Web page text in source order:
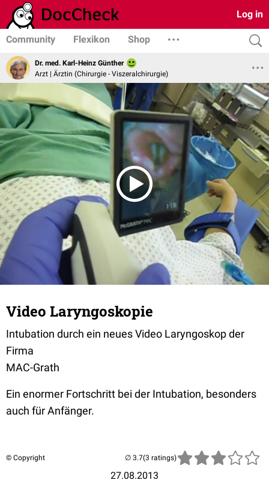
Log in
Community Flexikon Shop
Dr. med. Karl-Heinz Günther
Arzt | Ärztin (Chirurgie - Viszeralchirurgie)
Video Laryngoskopie
Intubation durch ein neues Video Laryngoskop der
Firma
MAC-Grath
Ein enormer Fortschritt bei der Intubation, besonders
auch für Anfänger.
© Copyright
27.08.2013
(3 ratings)